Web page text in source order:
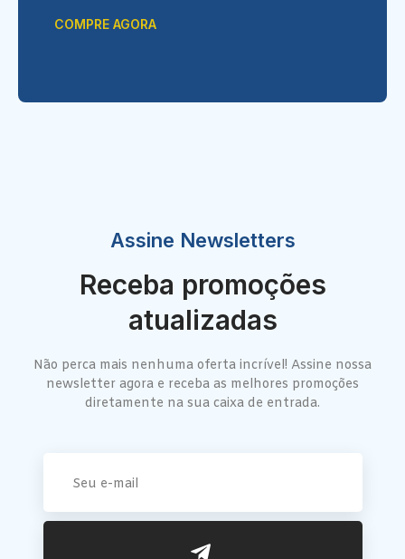
COMPRE AGORA
Assine Newsletters
Receba promoções
atualizadas
Não perca mais nenhuma oferta incrível! Assine nossa
newsletter agora e receba as melhores promoções
diretamente na sua caixa de entrada.